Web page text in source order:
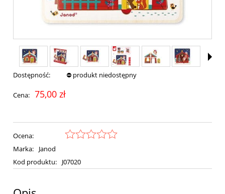
Dostępność: ⛔ produkt niedostępny
Cena: 75,00 zł
Ocena:
Marka:
Janod
Kod produktu:
J07020